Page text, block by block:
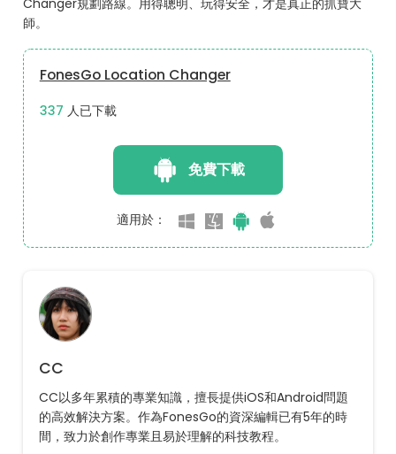
Changer規劃路線。用得聰明、玩得安全，才是真正的抓寶大
師。
FonesGo Location Changer
378 人已下載
免費下載
適用於：
CC
CC以多年累積的專業知識，擅長提供iOS和Android問題
的高效解決方案。作為FonesGo的資深編輯已有5年的時
間，致力於創作專業且易於理解的科技教程。